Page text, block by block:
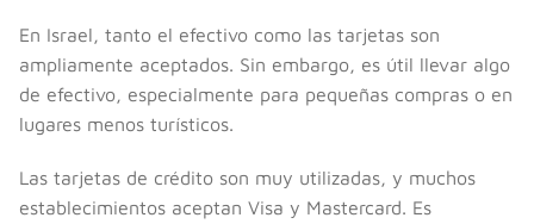
En Israel, tanto el efectivo como las tarjetas son
ampliamente aceptados. Sin embargo, es útil llevar algo
de efectivo, especialmente para pequeñas compras o en
lugares menos turísticos.
Las tarjetas de crédito son muy utilizadas, y muchos
establecimientos aceptan Visa y Mastercard. Es